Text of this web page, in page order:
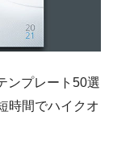
ンプレート50選
時間でハイクオ